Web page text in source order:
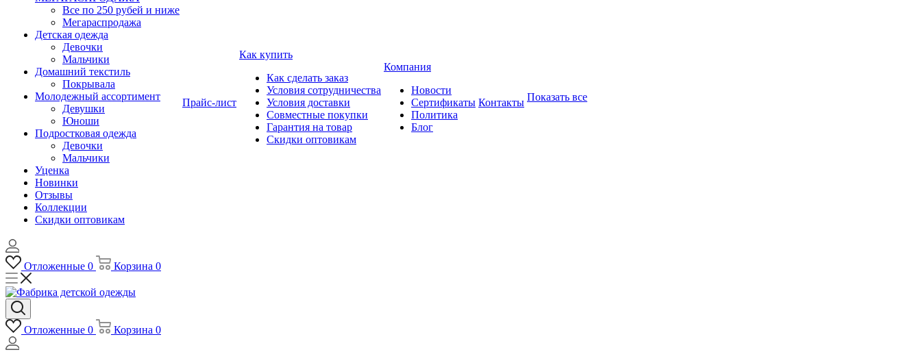
Все по 250 рубей и ниже
Мегараспродажа
Детская одежда
Девочки
Мальчики
Домашний текстиль
Покрывала
Молодежный ассортимент
Девушки
Юноши
Подростковая одежда
Девочки
Мальчики
Уценка
Новинки
Отзывы
Коллекции
Скидки оптовикам
Прайс-лист
Как купить
Как сделать заказ
Условия сотрудничества
Условия доставки
Совместные покупки
Гарантия на товар
Скидки оптовикам
Компания
Новости
Сертификаты
Политика
Блог
Контакты Показать все
Отложенные 0 Корзина 0
Отложенные 0 Корзина 0